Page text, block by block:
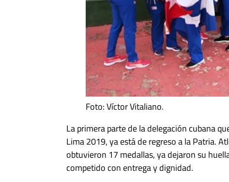
Foto: Víctor Vitaliano.
La primera parte de la delegación cubana
Lima 2019, ya está de regreso a la Patria.
obtuvieron 17 medallas, ya dejaron su
competido con entrega y dignidad.